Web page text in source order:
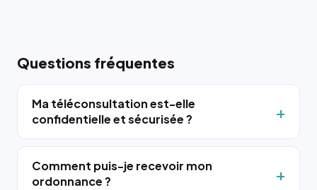
Questions fréquentes
Ma téléconsultation est-elle
confidentielle et sécurisée ?
Comment puis-je recevoir mon
ordonnance ?